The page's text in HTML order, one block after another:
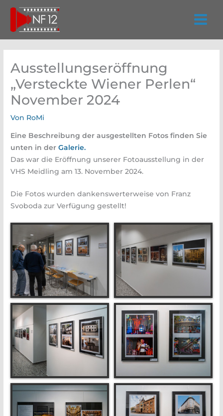
springen
Ausstellungseröffnung
„Versteckte Wiener Perlen“
November 2024
Von RoMi
Eine Beschreibung der ausgestellten Fotos finden Sie
unten in derGalerie.
Das war die Eröffnung unserer Fotoausstellung in der
VHS Meidling am 13. November 2024.
Die Fotos wurden dankenswerterweise von Franz
Svoboda zur Verfügung gestellt!